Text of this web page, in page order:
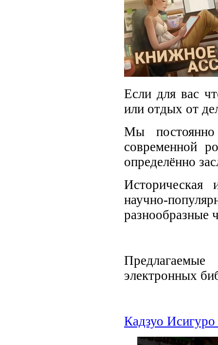
Если для вас
или отдых от
Мы постоянно
современной
определённо
Историческая
научно-
разнообразные
электронных
Кадзуо